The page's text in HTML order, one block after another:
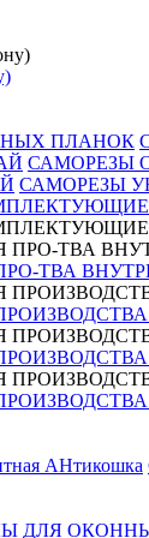
ПЛАНОК
САМОРЕЗЫ
САМОРЕЗЫ
ТВА
АНтикошка
ДЛЯ